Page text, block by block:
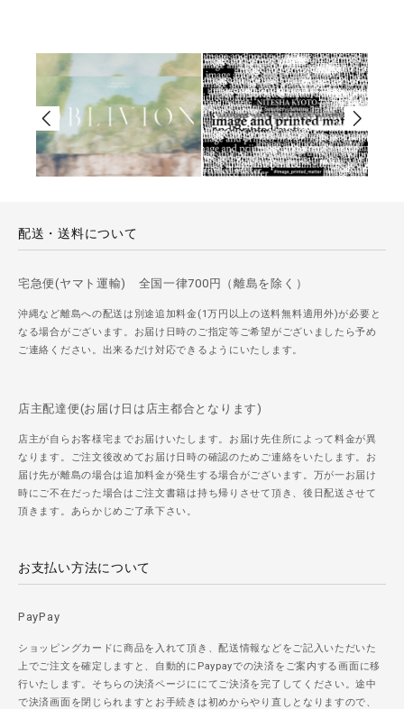
配送・送料について
宅急便(ヤマト運輸) 全国一律700円（離島を除く）
沖縄など離島への配送は別途追加料金(1万円以上の送料無料適用外)が必要と
なる場合がございます。お届け日時のご指定等ご希望がございましたら予め
ご連絡ください。出来るだけ対応できるようにいたします。
店主配達便(お届け日は店主都合となります)
店主が自らお客様宅までお届けいたします。お届け先住所によって料金が異
なります。ご注文後改めてお届け日時の確認のためご連絡をいたします。お
届け先が離島の場合は追加料金が発生する場合がございます。万が一お届け
時にご不在だった場合はご注文書籍は持ち帰りさせて頂き、後日配送させて
頂きます。あらかじめご了承下さい。
お支払い方法について
PayPay
ショッピングカードに商品を入れて頂き、配送情報などをご記入いただいた
上でご注文を確定しますと、自動的にPaypayでの決済をご案内する画面に移
行いたします。そちらの決済ページににてご決済を完了してください。途中
で決済画面を閉じられますとお手続きは初めからやり直しとなりますので、